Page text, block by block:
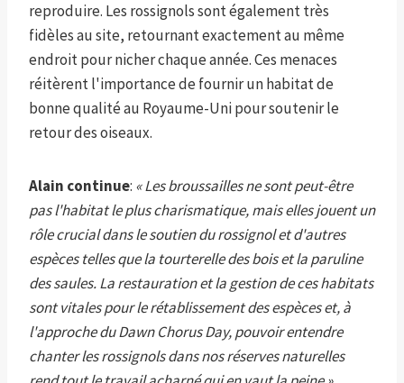
reproduire. Les rossignols sont également très
fidèles au site, retournant exactement au même
endroit pour nicher chaque année. Ces menaces
réitèrent l'importance de fournir un habitat de
bonne qualité au Royaume-Uni pour soutenir le
retour des oiseaux.
Alain continue: « Les broussailles ne sont peut-être
pas l'habitat le plus charismatique, mais elles jouent un
rôle crucial dans le soutien du rossignol et d'autres
espèces telles que la tourterelle des bois et la paruline
des saules. La restauration et la gestion de ces habitats
sont vitales pour le rétablissement des espèces et, à
l'approche du Dawn Chorus Day, pouvoir entendre
chanter les rossignols dans nos réserves naturelles